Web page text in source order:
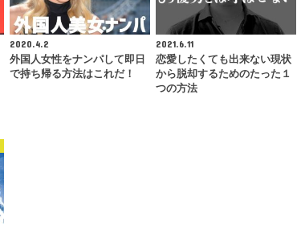
2020.4.2
外国人女性をナンパして即日
で持ち帰る方法はこれだ！
2021.6.11
恋愛したくても出来ない現状
から脱却するためのたった１
つの方法